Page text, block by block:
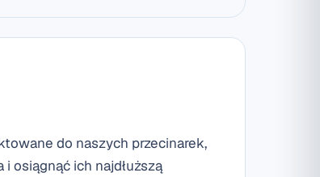
do naszych przecinarek,
osiągnąć ich najdłuższą